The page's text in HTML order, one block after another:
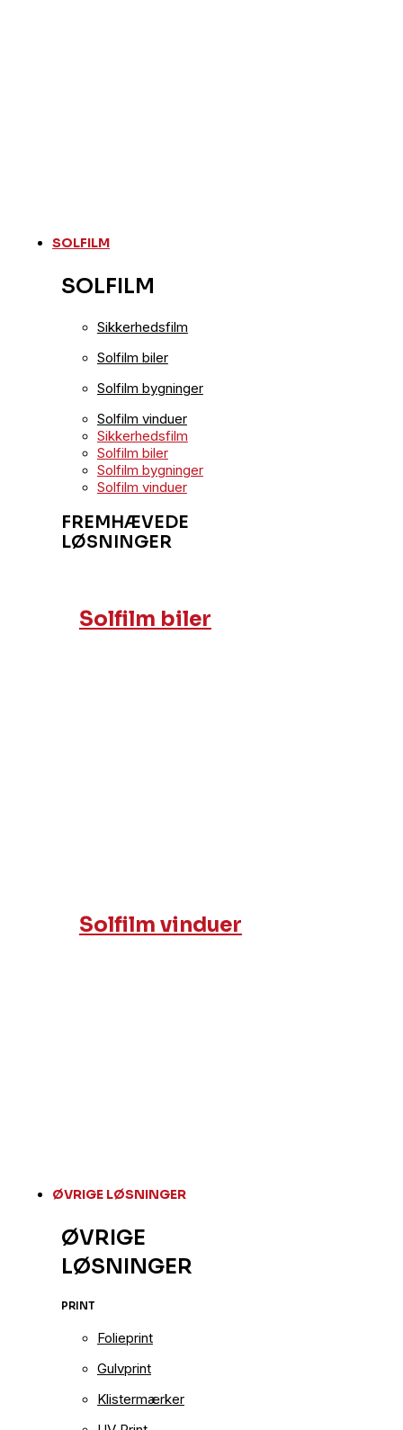
SOLFILM
SOLFILM
Sikkerhedsfilm
Solfilm biler
Solfilm bygninger
Solfilm vinduer
Sikkerhedsfilm
Solfilm biler
Solfilm bygninger
Solfilm vinduer
FREMHÆVEDE
LØSNINGER
Solfilm biler
Solfilm vinduer
ØVRIGE LØSNINGER
ØVRIGE
LØSNINGER
PRINT
Folieprint
Gulvprint
Klistermærker